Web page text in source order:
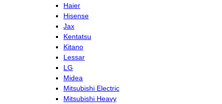
Haier
Hisense
Jax
Kentatsu
Kitano
Lessar
LG
Midea
Mitsubishi Electric
Mitsubishi Heavy